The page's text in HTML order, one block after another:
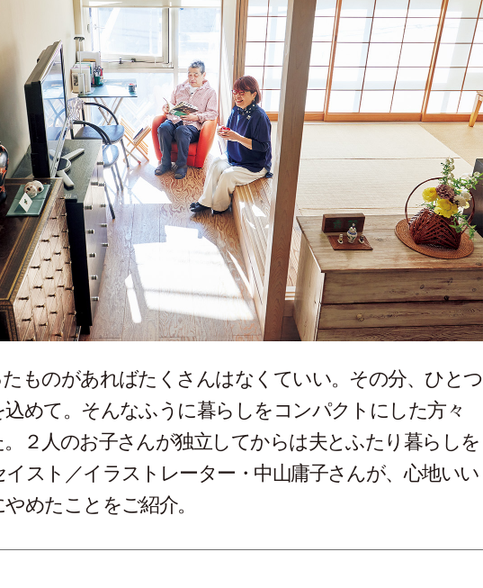
ものがあればたくさんはなくていい。その分、ひとつ
めて。そんなふうに暮らしをコンパクトにした方々
２人のお子さんが独立してからは夫とふたり暮らしを
イスト／イラストレーター・中山庸子さんが、心地いい
めたことをご紹介。